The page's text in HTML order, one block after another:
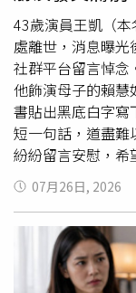
婆婚後感情依舊甜
歐IG）婚後夫妻
不住開始計畫要帶
於是否有計畫生第
「一個就消耗滿多
小孩之後不可能跟
制。」
43歲演員王凱（
處離世，消息曝
社群平台留言悼念
他飾演母子的賴慧
書貼出黑底白字
短一句話，道盡難
紛紛留言安慰，希
《多情城市》飾
鼻酸。（圖／翻
凱於2020年合作
她，卻在劇中飾
時一度很難適應
相當有壓力。不
07月26日, 2026